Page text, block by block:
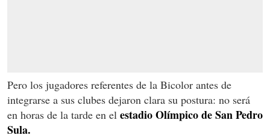
Pero los jugadores referentes de la Bicolor antes de
integrarse a sus clubes dejaron clara su postura: no será
en horas de la tarde en el estadio Olímpico de San Pedro
Sula.